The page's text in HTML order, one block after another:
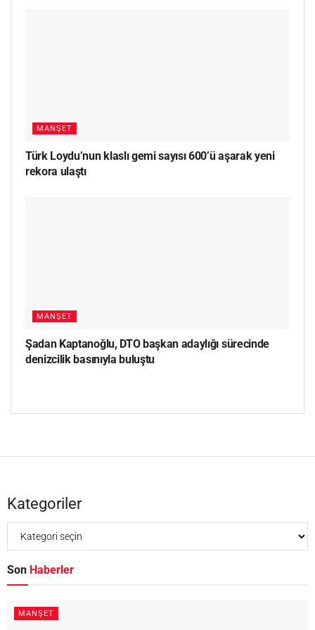
MANŞET
Türk Loydu’nun klaslı gemi sayısı 600’ü aşarak yeni
rekora ulaştı
MANŞET
Şadan Kaptanoğlu, DTO başkan adaylığı sürecinde
denizcilik basınıyla buluştu
Kategoriler
Son Haberler
MANŞET